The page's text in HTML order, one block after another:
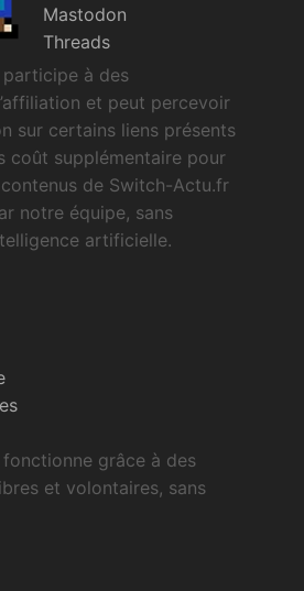
Mastodon
Threads
à des
et peut percevoir
sur certains liens présents
coût supplémentaire pour
de Switch-Actu.fr
notre équipe, sans
artificielle.
grâce à des
et volontaires, sans